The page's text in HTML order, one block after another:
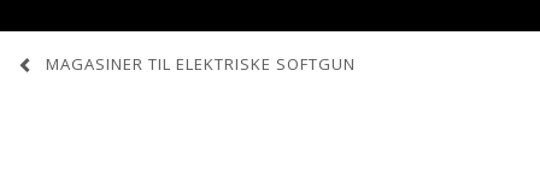
MAGASINER TIL ELEKTRISKE SOFTGUN